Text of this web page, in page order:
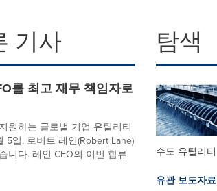
기사
를 최고 재무 책임자로
원하는 글로벌 기업 유틸리티
5일, 로버트 레인(Robert Lane)
니다. 레인 CFO의 이번 합류
탐색
수도 유틸리티
유관 보도자료